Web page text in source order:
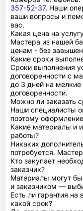
357-52-37. Наши
ваши вопросы и
вас.
Какая цена на
Мастера из нашей
ценам - без
Какие сроки
Сроки выполнения
договоренности с
до 3 дней на
договоренности.
Можно ли заказать
Наши специалисты
поэтому
Какие материалы и
работы?
Никаких
потребуется.
Кто закупает
заказчик?
Материалы могут
и заказчиком —
Есть ли гарантия
какой срок?